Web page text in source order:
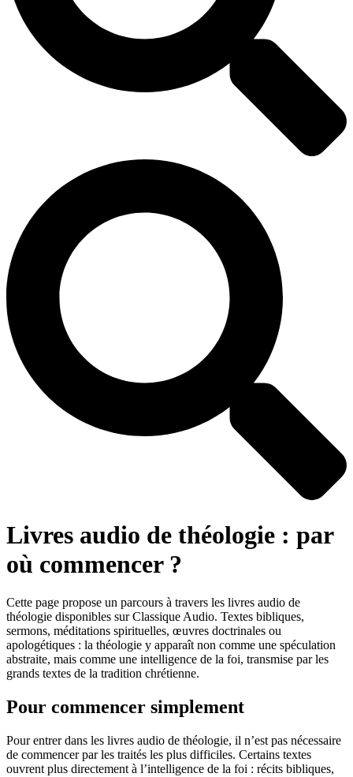
Livres audio de théologie : par
où commencer ?
Cette page propose un parcours à travers les livres audio de
théologie disponibles sur Classique Audio. Textes bibliques,
sermons, méditations spirituelles, œuvres doctrinales ou
apologétiques : la théologie y apparaît non comme une spéculation
abstraite, mais comme une intelligence de la foi, transmise par les
grands textes de la tradition chrétienne.
Pour commencer simplement
Pour entrer dans les livres audio de théologie, il n’est pas nécessaire
de commencer par les traités les plus difficiles. Certains textes
ouvrent plus directement à l’intelligence de la foi : récits bibliques,